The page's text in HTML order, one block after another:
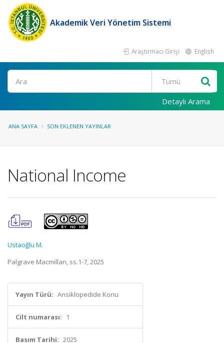
Akademik Veri Yönetim Sistemi
Araştırmacı Girişi English
Ara
Detaylı Arama
ANA SAYFA SON EKLENEN YAYINLAR
National Income
Ustaoğlu M.
Palgrave Macmillan, ss.1-7, 2025
Yayın Türü: Ansiklopedide Konu
Cilt numarası: 1
Basım Tarihi: 2025